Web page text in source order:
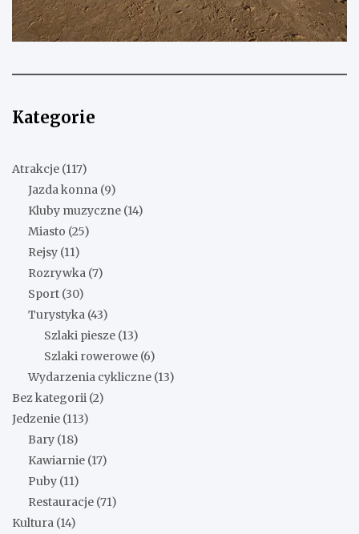
Kategorie
Atrakcje (117)
Jazda konna (9)
Kluby muzyczne (14)
Miasto (25)
Rejsy (11)
Rozrywka (7)
Sport (30)
Turystyka (43)
Szlaki piesze (13)
Szlaki rowerowe (6)
Wydarzenia cykliczne (13)
Bez kategorii (2)
Jedzenie (113)
Bary (18)
Kawiarnie (17)
Puby (11)
Restauracje (71)
Kultura (14)